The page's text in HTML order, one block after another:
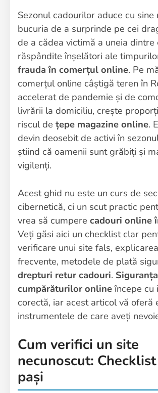
Sezonul cadourilor aduce cu sine
bucuria de a surprinde pe cei
de a cădea victimă a uneia dintre
răspândite înșelători ale
frauda în comerțul online. Pe
comerțul online câștigă teren în
accelerat de pandemie și de
livrării la domiciliu, crește
riscul de țepe magazine online.
devin deosebit de activi în
știind că oamenii sunt grăbiți și
vigilenți.
Acest ghid nu este un curs de
cibernetică, ci un scut practic
vrea să cumpere cadouri online
Veți găsi aici un checklist clar
verificare unui site fals,
frecvente, metodele de plată
drepturi retur cadouri. Siguranța
cumpărăturilor onlineîncepe cu
corectă, iar acest articol vă oferă
instrumentele de care aveți
Cum verifici un site
necunoscut:
pași